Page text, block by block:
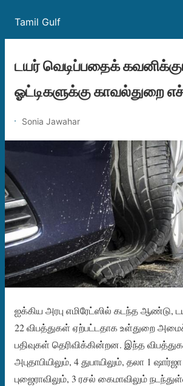
Tamil Gulf
டயர் வெடிப்பதைக்
ஓட்டிகளுக்கு காவல்துறை
Sonia Jawahar
ஐக்கிய அரபு எமிரேட்ஸில் கடந்த ஆண்டு,
22 விபத்துகள் ஏற்பட்டதாக உள்துறை
பதிவுகள் தெரிவிக்கின்றன. இந்த
அபுதாபியிலும், 4 துபாயிலும், தலா 1
புஜைராவிலும், 3 ரசல் கைமாவிலும்